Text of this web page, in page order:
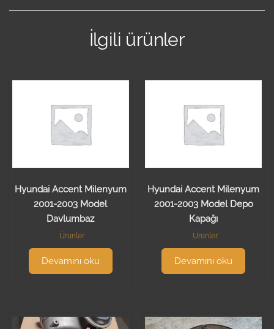
İlgili ürünler
Hyundai Accent Milenyum
2001-2003 Model
Davlumbaz
Ürünler
Devamını oku
Hyundai Accent Milenyum
2001-2003 Model Depo
Kapağı
Ürünler
Devamını oku